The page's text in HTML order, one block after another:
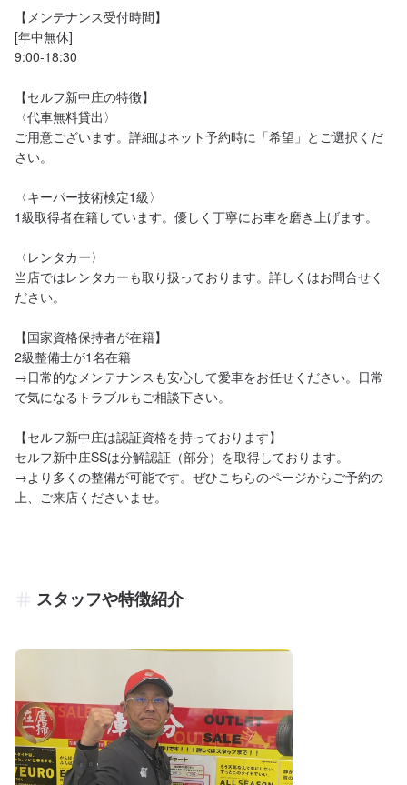
【メンテナンス受付時間】
[年中無休]
9:00-18:30
【セルフ新中庄の特徴】
〈代車無料貸出〉
ご用意ございます。詳細はネット予約時に「希望」とご選択くだ
さい。
〈キーパー技術検定1級〉
1級取得者在籍しています。優しく丁寧にお車を磨き上げます。
〈レンタカー〉
当店ではレンタカーも取り扱っております。詳しくはお問合せく
ださい。
【国家資格保持者が在籍】
2級整備士が1名在籍
→日常的なメンテナンスも安心して愛車をお任せください。日常
で気になるトラブルもご相談下さい。
【セルフ新中庄は認証資格を持っております】
セルフ新中庄SSは分解認証（部分）を取得しております。
→より多くの整備が可能です。ぜひこちらのページからご予約の
上、ご来店くださいませ。
スタッフや特徴紹介